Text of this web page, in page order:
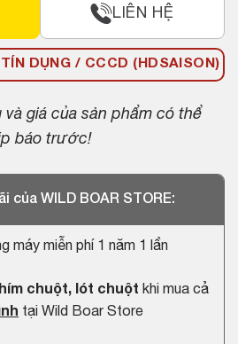
LIÊN HỆ
DỤNG / CCCD (HDSAISON)
và giá của sản phẩm có thể
báo trước!
của WILD BOAR STORE:
máy miễn phí 1 năm 1 lần
chuột, lót chuột khi mua cả
tại Wild Boar Store